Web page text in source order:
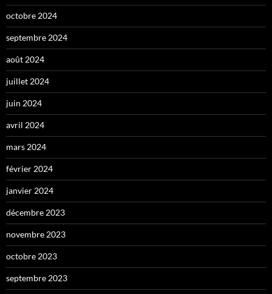
octobre 2024
septembre 2024
août 2024
juillet 2024
juin 2024
avril 2024
mars 2024
février 2024
janvier 2024
décembre 2023
novembre 2023
octobre 2023
septembre 2023